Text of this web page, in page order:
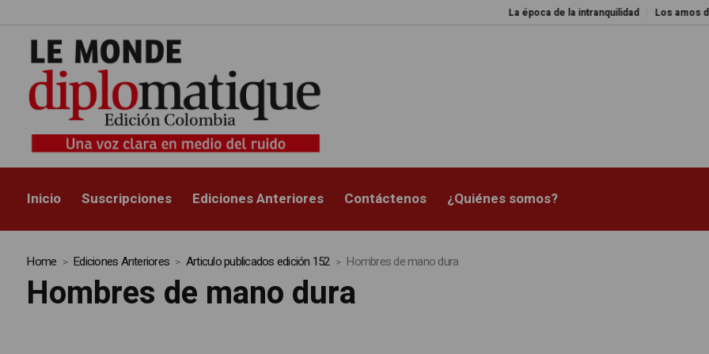
La época de la intranquilidad Los amos del mundo
Inicio Suscripciones Ediciones Anteriores Contáctenos ¿Quiénes somos?
Home Ediciones Anteriores Articulo publicados edición 152 Hombres de mano dura
Hombres de mano dura